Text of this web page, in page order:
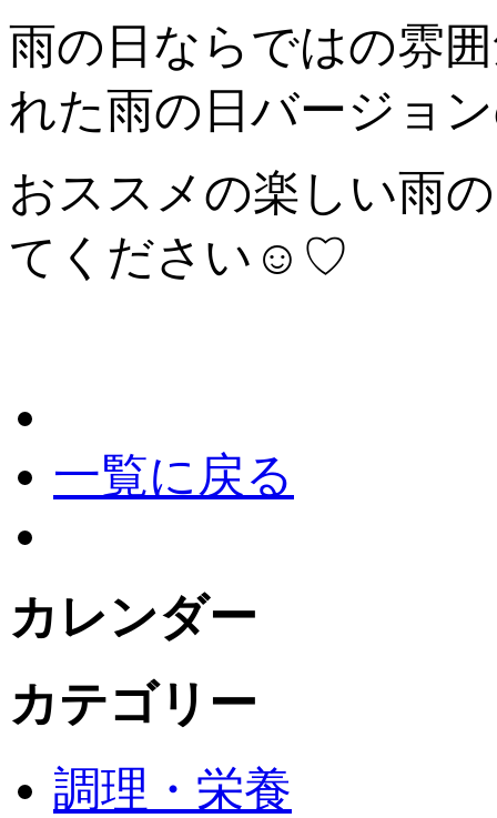
雨の日ならではの雰
れた雨の日バージョ
おススメの楽しい雨
てください☺♡
一覧に戻る
カレンダー
カテゴリー
調理・栄養